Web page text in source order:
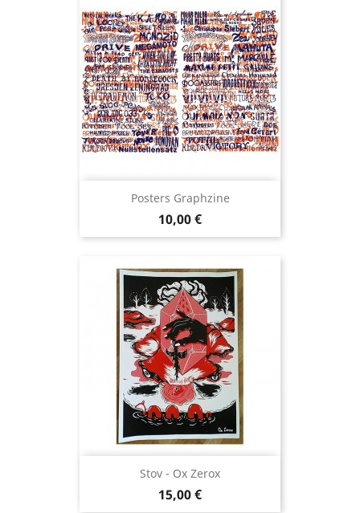
Posters Graphzine
Prix
10,00 €
Stov - Ox Zerox
Prix
15,00 €